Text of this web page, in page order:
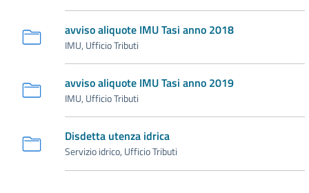
avviso aliquote IMU Tasi anno 2018
IMU, Ufficio Tributi
avviso aliquote IMU Tasi anno 2019
IMU, Ufficio Tributi
Disdetta utenza idrica
Servizio idrico, Ufficio Tributi